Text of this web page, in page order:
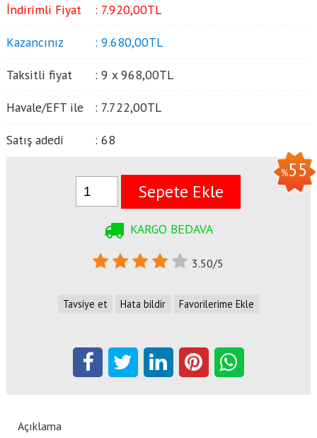
İndirimli Fiyat : 7.920,00TL
Kazancınız : 9.680,00TL
Taksitli fiyat : 9 x968,00TL
Havale/EFT ile : 7.722,00TL
Satış adedi : 68
%55
Sepete Ekle
KARGO BEDAVA
3.50/5
Tavsiye et Hata bildir Favorilerime Ekle
Açıklama